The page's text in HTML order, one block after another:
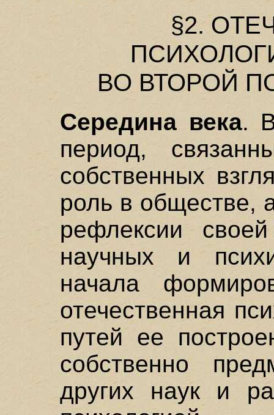
§2.
ВО ВТОРОЙ
Середина века.
период,
собственных
роль в обществе,
рефлексии
научных и
начала
отечественная
путей ее
собственно
других наук и